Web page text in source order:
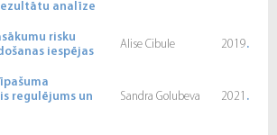
analīze
risku
iespējas
Alise Cibule 2019.
regulējums un
Sandra Golubeva 2021 .